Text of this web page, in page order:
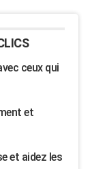
ceux qui
et
et aidez les